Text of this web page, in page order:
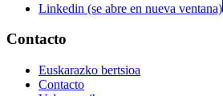
Linkedin (se abre en nueva ventana)
Contacto
Euskarazko bertsioa
Contacto